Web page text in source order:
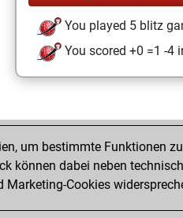
You played 5 blitz
You scored +0 =1 -4
um bestimmte Funktionen
können dabei neben
Cookies